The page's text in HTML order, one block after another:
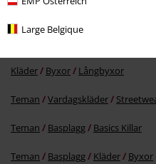
Large Belgique
More categories. More
Kläder Byxor Långbyxor
Teman Vardagskläder
Teman Basplagg Basics Killar
Teman Basplagg Kläder Byxor